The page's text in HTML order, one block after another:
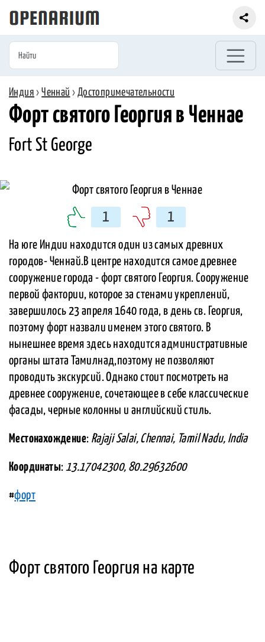
Индия ›Ченнай › Достопримечательности
Форт святого Георгия в Ченнае
Fort St George
1 1
На юге Индии находится один из самых древних
городов- Ченнай.В центре находится самое древнее
сооружение города - форт святого Георгия. Сооружение
первой фактории, которое за стенами укреплений,
завершилось 23 апреля 1640 года, в день св. Георгия,
поэтому форт назвали именем этого святого. В
нынешнее время здесь находится административные
органы штата Тамилнад,поэтому не позволяют
проводить экскурсий. Однако стоит посмотреть на
древнее сооружение, сочетающее в себе классические
фасады, черные колонны и английский стиль.
Местонахождение: Rajaji Salai, Chennai, Tamil Nadu, India
Координаты: 13.17042300, 80.29632600
#форт
Форт святого Георгия на карте